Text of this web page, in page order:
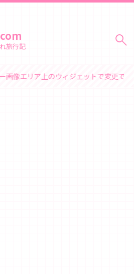
旅行記
ア上のウィジェットで変更できます